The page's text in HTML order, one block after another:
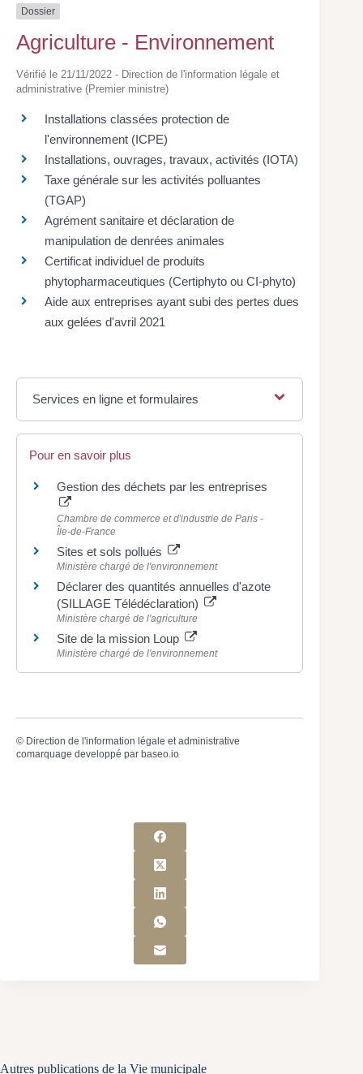
Dossier
Agriculture - Environnement
Vérifié le 21/11/2022 - Direction de l'information légale et
administrative (Premier ministre)
Installations classées protection de
l'environnement (ICPE)
Installations, ouvrages, travaux, activités (IOTA)
Taxe générale sur les activités polluantes
(TGAP)
Agrément sanitaire et déclaration de
manipulation de denrées animales
Certificat individuel de produits
phytopharmaceutiques (Certiphyto ou CI-phyto)
Aide aux entreprises ayant subi des pertes dues
aux gelées d'avril 2021
Services en ligne et formulaires
Pour en savoir plus
Gestion des déchets par les entreprises
Chambre de commerce et d'industrie de Paris -
Île-de-France
Sites et sols pollués
Ministère chargé de l'environnement
Déclarer des quantités annuelles d'azote
(SILLAGE Télédéclaration)
Ministère chargé de l'agriculture
Site de la mission Loup
Ministère chargé de l'environnement
© Direction de l'information légale et administrative
comarquage developpé par baseo.io
Autres publications de la Vie municipale